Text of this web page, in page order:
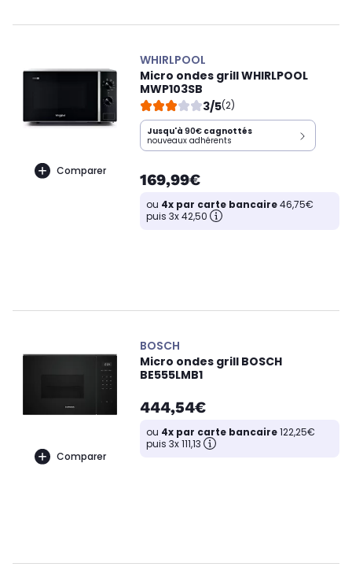
Comparer
WHIRLPOOL
Micro ondes grill WHIRLPOOL
MWP103SB
3/5(2)
Jusqu'à 90€ cagnottés
nouveaux adhérents
169,99€
ou 4x par carte bancaire46,75€
puis 3x 42,50
Comparer
BOSCH
Micro ondes grill BOSCH
BE555LMB1
444,54€
ou 4x par carte bancaire122,25€
puis 3x 111,13